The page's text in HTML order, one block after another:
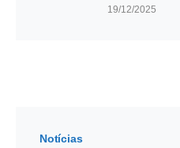
19/12/2025
Notícias